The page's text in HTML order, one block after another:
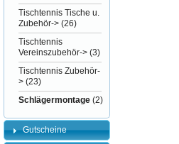
Tischtennis Tische u.
Zubehör-> (26)
Tischtennis
Vereinszubehör-> (3)
Tischtennis Zubehör-
> (23)
Schlägermontage (2)
Gutscheine